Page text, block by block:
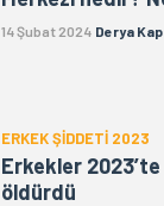
14 Şubat 2024 Derya Kap
ERKEK ŞİDDETİ 2023
Erkekler 2023’te
öldürdü